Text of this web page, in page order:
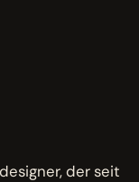
der seit